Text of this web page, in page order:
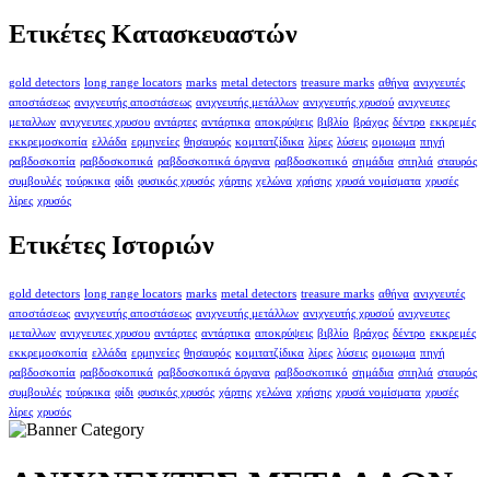
Ετικέτες Κατασκευαστών
gold detectors long range locators marks metal detectors treasure marks αθήνα ανιχνευτές
αποστάσεως ανιχνευτής αποστάσεως ανιχνευτής μετάλλων ανιχνευτής χρυσού ανιχνευτες
μεταλλων ανιχνευτες χρυσου αντάρτες αντάρτικα αποκρύψεις βιβλίο βράχος δέντρο εκκρεμές
εκκρεμοσκοπία ελλάδα ερμηνείες θησαυρός κομιτατζίδικα λίρες λύσεις ομοιωμα πηγή
ραβδοσκοπία ραβδοσκοπικά ραβδοσκοπικά όργανα ραβδοσκοπικό σημάδια σπηλιά σταυρός
συμβουλές τούρκικα φίδι φυσικός χρυσός χάρτης χελώνα χρήσης χρυσά νομίσματα χρυσές
λίρες χρυσός
Ετικέτες Ιστοριών
gold detectors long range locators marks metal detectors treasure marks αθήνα ανιχνευτές
αποστάσεως ανιχνευτής αποστάσεως ανιχνευτής μετάλλων ανιχνευτής χρυσού ανιχνευτες
μεταλλων ανιχνευτες χρυσου αντάρτες αντάρτικα αποκρύψεις βιβλίο βράχος δέντρο εκκρεμές
εκκρεμοσκοπία ελλάδα ερμηνείες θησαυρός κομιτατζίδικα λίρες λύσεις ομοιωμα πηγή
ραβδοσκοπία ραβδοσκοπικά ραβδοσκοπικά όργανα ραβδοσκοπικό σημάδια σπηλιά σταυρός
συμβουλές τούρκικα φίδι φυσικός χρυσός χάρτης χελώνα χρήσης χρυσά νομίσματα χρυσές
λίρες χρυσός